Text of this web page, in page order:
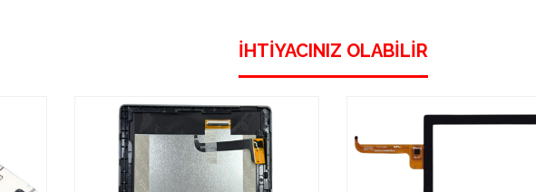
İHTIYACINIZ OLABILIR